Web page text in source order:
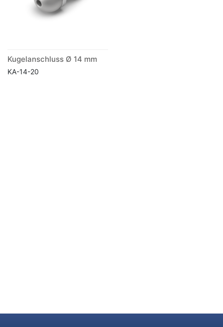
Kugelanschluss Ø 14 mm
KA-14-20